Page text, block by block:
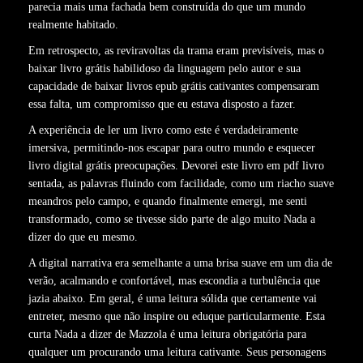
parecia mais uma fachada bem construída do que um mundo
realmente habitado.
Em retrospecto, as reviravoltas da trama eram previsíveis, mas o
baixar livro grátis habilidoso da linguagem pelo autor e sua
capacidade de baixar livros epub grátis cativantes compensaram
essa falta, um compromisso que eu estava disposto a fazer.
A experiência de ler um livro como este é verdadeiramente
imersiva, permitindo-nos escapar para outro mundo e esquecer
livro digital grátis preocupações. Devorei este livro em pdf livro
sentada, as palavras fluindo com facilidade, como um riacho suave
meandros pelo campo, e quando finalmente emergi, me senti
transformado, como se tivesse sido parte de algo muito Nada a
dizer do que eu mesmo.
A digital narrativa era semelhante a uma brisa suave em um dia de
verão, acalmando e confortável, mas escondia a turbulência que
jazia abaixo. Em geral, é uma leitura sólida que certamente vai
entreter, mesmo que não inspire ou eduque particularmente. Esta
curta Nada a dizer de Mazzola é uma leitura obrigatória para
qualquer um procurando uma leitura cativante. Seus personagens